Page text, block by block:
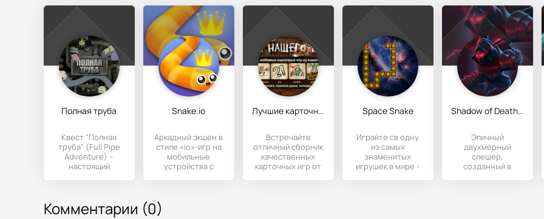
Полная труба
Квест "Полная
труба" (Full Pipe
Adventure) –
настоящий
Snake.io
Аркадный экшен в
стиле «io»-игр на
мобильные
устройства с
Лучшие карточные игры
Встречайте
отличный сборник
качественных
карточных игр от
Space Snake
Играйте св одну
из самых
знаменитых
игрушек в мире -
Shadow of Death: Dark Knight
Эпичный
двухмерный
слешер,
созданный в
Комментарии (0)